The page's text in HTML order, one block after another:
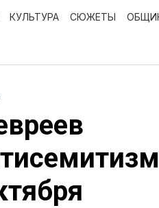
КУЛЬТУРА СЮЖЕТЫ